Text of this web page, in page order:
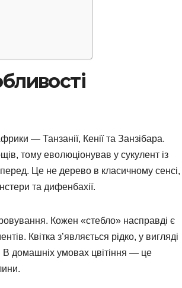
— Танзанії, Кенії та Занзібара.
тому еволюціонував у сукулент із
Це не дерево в класичному сенсі,
та дифенбахії.
Кожен «стебло» насправді є
Квітка з’являється рідко, у вигляді
В домашніх умовах цвітіння — це